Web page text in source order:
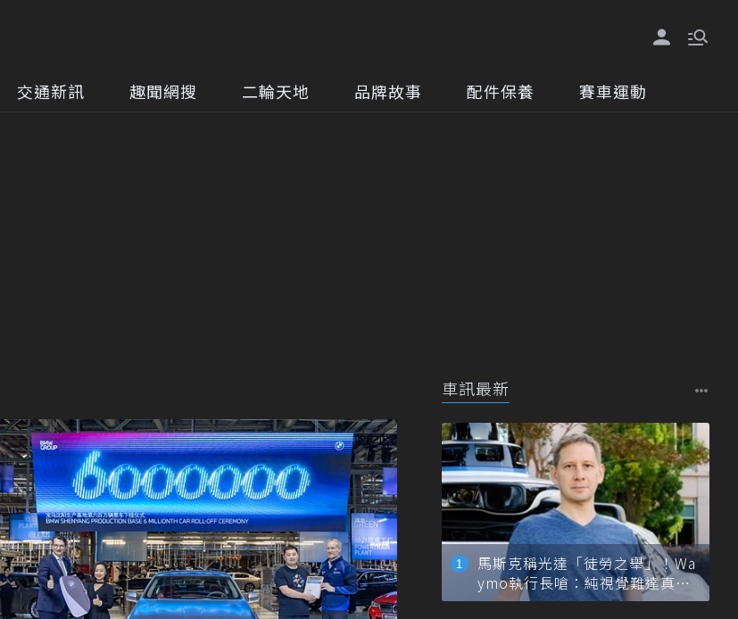
交通新訊 趣聞網搜 二輪天地 品牌故事 配件保養 賽車運動
車訊最新
馬斯克稱光達「徒勞之舉」！Wa
ymo執行長嗆：純視覺難達真正
自動駕駛